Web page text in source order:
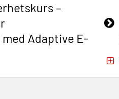
–
Adaptive E-